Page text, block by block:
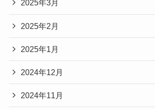
2025年3月
2025年2月
2025年1月
2024年12月
2024年11月